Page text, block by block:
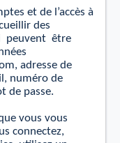
et de l’accès à
des
peuvent être
adresse de
numéro de
de passe.
vous vous
connectez,